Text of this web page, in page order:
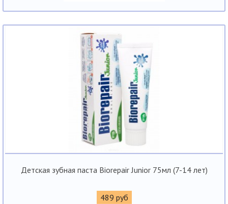
Детская зубная паста Biorepair Junior 75мл (7-14 лет)
489 руб